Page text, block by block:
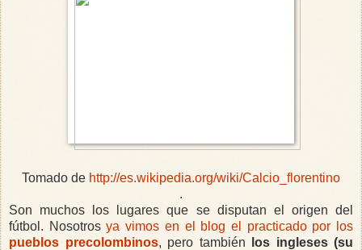
Tomado de http://es.wikipedia.org/wiki/Calcio_florentino
.
Son muchos los lugares que se disputan el origen del
fútbol. Nosotrosya vimos en el blog el practicado por los
pueblos precolombinos, pero también
los ingleses (su